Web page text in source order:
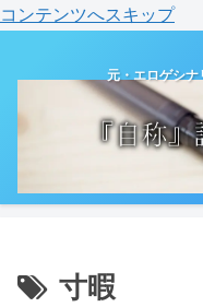
コンテンツへスキップ
元・エロゲシナ
寸暇